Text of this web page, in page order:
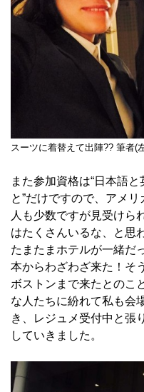
スーツに着替えて出陣?? 筆者(
また参加資格は“日本語
と”だけですので、アメ
人も少数ですが見受けら
はたくさんいるな、と思
たまたまホテルが一緒だ
本からわざわざ来た！そ
ボストンまで来たとのこ
な人たちに紛れて私も会
き、レジュメ受付中と張
していきました。